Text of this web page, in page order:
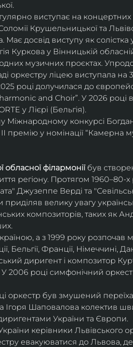
виступає на
Крушельницької та
досвід виступу як солістка
Куркова у Вінницькій
музичних проєктах.
оркестру ліцею виступала
році долучилася до
and Choir”. У 2026 році
у Лієрі (Бельгія).
Міжнародному конкурсі
премію у номінації “Камерна
філармонії був
регіону. Протягом 1960–80-х
Джузеппе Верді та
велику увагу
композиторів, таких як
а з 1999 року розпочав
Бельгії, Франції, Німеччині,
диригент і композитор
2006 році симфонічний
оркестр був змушений
Шаповалова колектив
України та Європи.
керівники Львівського
евакуюватися до Львова, де